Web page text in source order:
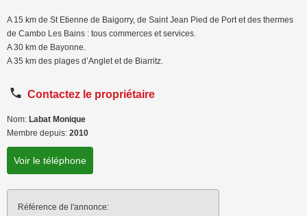
A 15 km de St Etienne de Baigorry, de Saint Jean Pied de Port et des thermes
de Cambo Les Bains : tous commerces et services.
A 30 km de Bayonne.
A 35 km des plages d’Anglet et de Biarritz.
Contactez le propriétaire
Nom: Labat Monique
Membre depuis: 2010
Voir le téléphone
Référence de l'annonce: